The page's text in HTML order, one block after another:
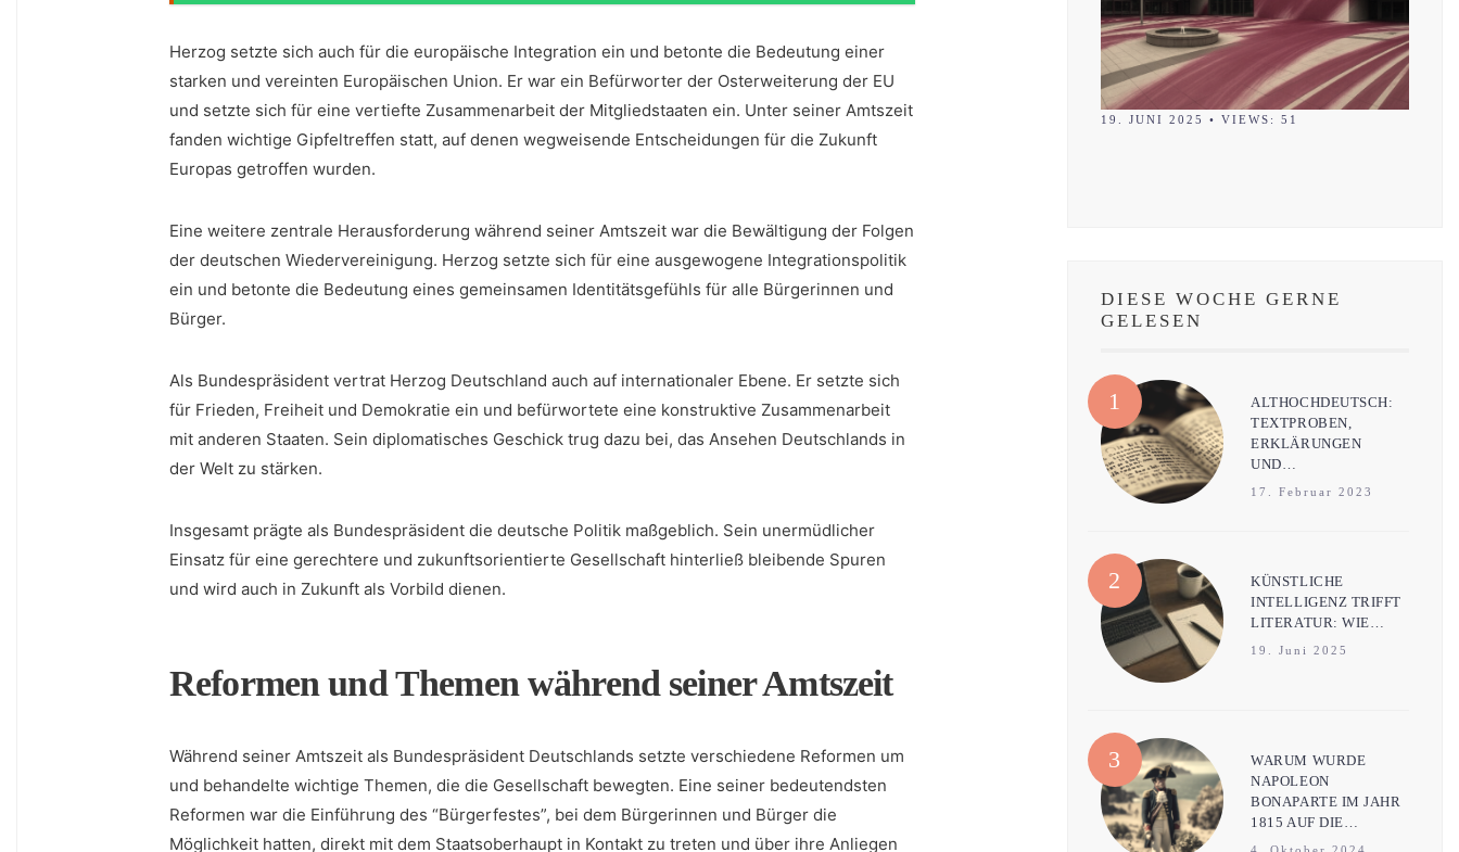
Herzog setzte sich auch für die europäische Integration ein und betonte die ​Bedeutung einer
starken und vereinten Europäischen Union. Er war​ ein Befürworter der Osterweiterung der EU
und setzte sich für eine ⁤vertiefte Zusammenarbeit‍ der Mitgliedstaaten ein. Unter seiner Amtszeit
fanden wichtige Gipfeltreffen statt, auf denen wegweisende Entscheidungen für die Zukunft
Europas getroffen wurden.
Eine weitere zentrale Herausforderung während seiner ​Amtszeit war die Bewältigung der Folgen
der deutschen Wiedervereinigung. Herzog setzte sich für eine ausgewogene Integrationspolitik⁢
ein und betonte die Bedeutung eines gemeinsamen Identitätsgefühls für alle Bürgerinnen und
Bürger.
Als Bundespräsident vertrat Herzog Deutschland⁣ auch auf internationaler ⁣Ebene. Er setzte‍ sich ​
für Frieden, Freiheit und Demokratie ein und befürwortete eine konstruktive Zusammenarbeit
mit anderen Staaten. Sein⁣ diplomatisches Geschick trug⁣ dazu bei, das Ansehen​ Deutschlands ‍in
der Welt‍ zu stärken.
Insgesamt prägte als ​Bundespräsident die deutsche Politik maßgeblich. Sein unermüdlicher
Einsatz für eine​ gerechtere und zukunftsorientierte Gesellschaft hinterließ bleibende Spuren
und wird auch in Zukunft als Vorbild dienen.
Reformen und Themen während seiner Amtszeit
Während seiner⁢ Amtszeit als Bundespräsident Deutschlands setzte verschiedene Reformen um
und behandelte wichtige Themen, die die Gesellschaft bewegten. Eine seiner bedeutendsten‍
Reformen war die Einführung des “Bürgerfestes”, bei dem Bürgerinnen ‍und Bürger die
Möglichkeit hatten, direkt ⁢mit dem Staatsoberhaupt in Kontakt zu treten und ⁢über ihre⁤ Anliegen
19. JUNI 2025 • VIEWS: 51
DIESE WOCHE GERNE
GELESEN
ALTHOCHDEUTSCH:
TEXTPROBEN,
ERKLÄRUNGEN
UND…
17. Februar 2023
KÜNSTLICHE
INTELLIGENZ TRIFFT
LITERATUR: WIE…
19. Juni 2025
WARUM WURDE
NAPOLEON
BONAPARTE IM JAHR
1815 AUF DIE…
4. Oktober 2024